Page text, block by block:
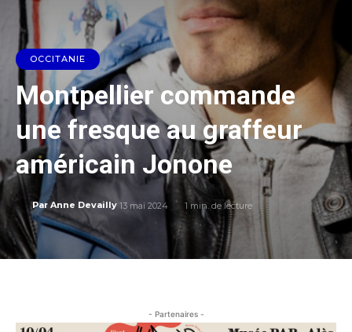
OCCITANIE
Montpellier commande
une fresque au graffeur
américain Jonone
Par Anne Devailly 13 mai 2024 1 min. de lecture
- Partenaires -